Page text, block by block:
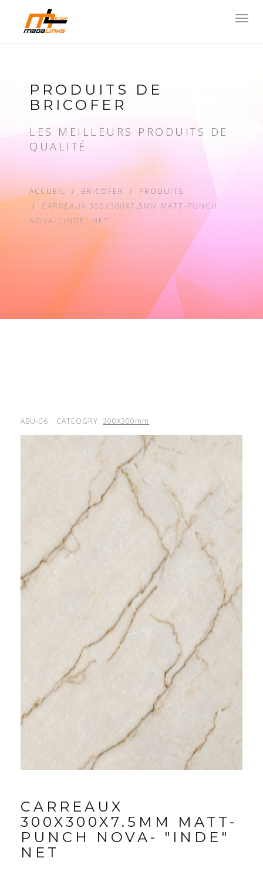
PRODUITS DE
BRICOFER
LES MEILLEURS PRODUITS DE
QUALITÉ
ACCUEIL BRICOFER
PRODUITS
CARREAUX 300X300X7.5MM MATT-PUNCH
NOVA- "INDE" NET
ABU-06 CATEOGRY:300X300mm
CARREAUX
300X300X7.5MM MATT-
PUNCH NOVA- "INDE"
NET